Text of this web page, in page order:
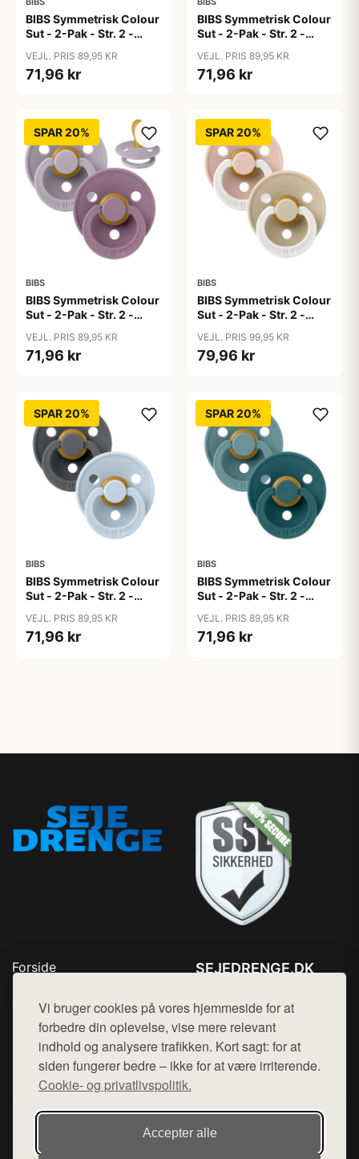
Vi bruger cookies på vores hjemmeside for at
forbedre din oplevelse, vise mere relevant
indhold og analysere trafikken. Kort sagt: for at
siden fungerer bedre – ikke for at være irriterende.
Cookie- og privatlivspolitik.
Accepter alle
BIBS Symmetrisk Colour
Sut - 2-Pak - Str. 2 -
Blue/Petrol
VEJL. PRIS 89,95 KR
71,96 kr
BIBS Symmetrisk Colour
Sut - 2-Pak - Str. 2 -
Pink/Coral
VEJL. PRIS 89,95 KR
71,96 kr
SPAR 20%
BIBS
BIBS Symmetrisk Colour
Sut - 2-Pak - Str. 2 -
Grey/Mauve
VEJL. PRIS 89,95 KR
71,96 kr
SPAR 20%
BIBS
BIBS Symmetrisk Colour
Sut - 2-Pak - Str. 2 -
Blush/Vanilla
VEJL. PRIS 99,95 KR
79,96 kr
SPAR 20%
BIBS
BIBS Symmetrisk Colour
Sut - 2-Pak - Str. 2 -
Blue
VEJL. PRIS 89,95 KR
71,96 kr
SPAR 20%
BIBS
BIBS Symmetrisk Colour
Sut - 2-Pak - Str. 2 -
Sea/Forest Lake
VEJL. PRIS 89,95 KR
71,96 kr
Forside
Top Rabatter
Kontakt
SEJEDRENGE.DK
Mail: hej@want.dk
Cookie- og privatlivspolitik
Denne side er en del af want.dk, der udgiver en række
hjemmesider med præsentation af forskellige produkter fra